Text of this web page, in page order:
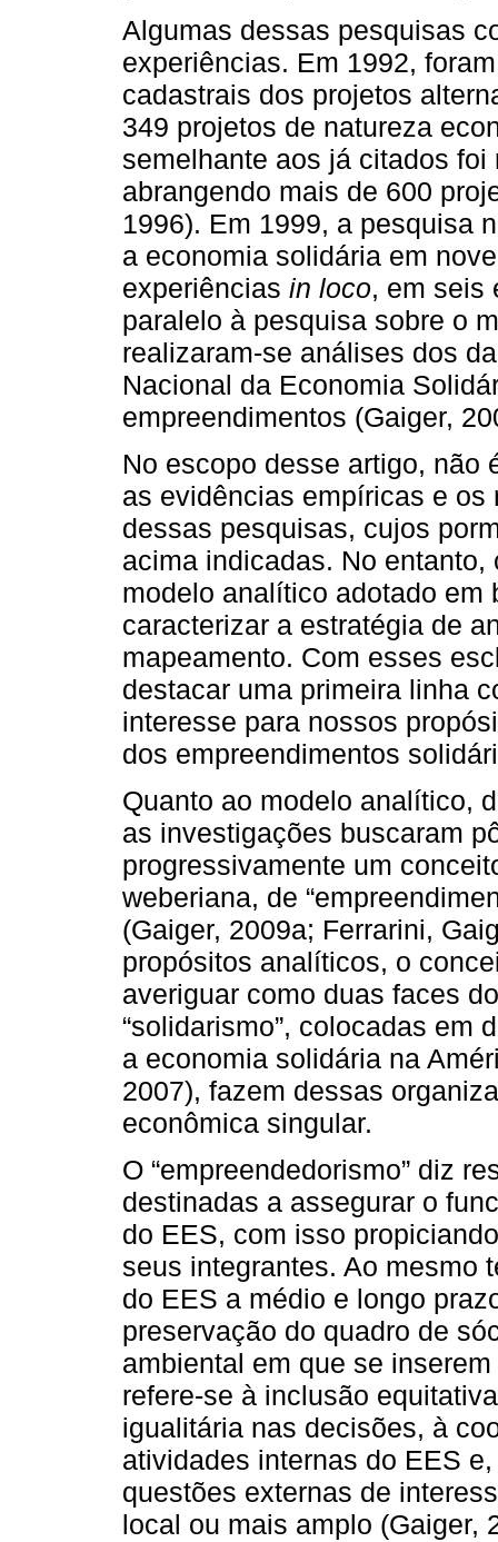
Algumas dessas pesquisas
experiências. Em 1992,
cadastrais dos projetos
349 projetos de natureza
semelhante aos já citados
abrangendo mais de 600
1996). Em 1999, a pesquisa
a economia solidária em
experiências in loco, em seis
paralelo à pesquisa sobre o
realizaram-se análises dos
Nacional da Economia
empreendimentos (Gaiger,
No escopo desse artigo, não
as evidências empíricas e
dessas pesquisas, cujos
acima indicadas. No
modelo analítico adotado em
caracterizar a estratégia de
mapeamento. Com esses
destacar uma primeira linha
interesse para nossos
dos empreendimentos
Quanto ao modelo analítico,
as investigações buscaram
progressivamente um
weberiana, de
(Gaiger, 2009a; Ferrarini,
propósitos analíticos, o
averiguar como duas faces
“solidarismo”, colocadas em
a economia solidária na
2007), fazem dessas
econômica singular.
O “empreendedorismo” diz
destinadas a assegurar o
do EES, com isso
seus integrantes. Ao mesmo
do EES a médio e longo
preservação do quadro de
ambiental em que se
refere-se à inclusão
igualitária nas decisões, à
atividades internas do EES
questões externas de
local ou mais amplo (Gaiger,